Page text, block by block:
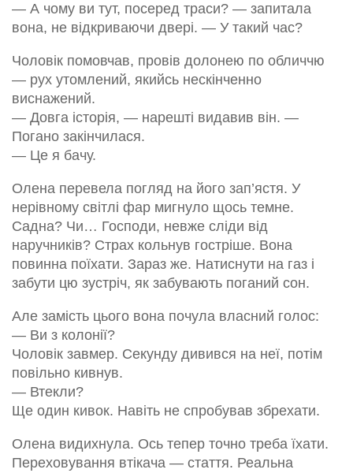
— А чому ви тут, посеред траси? — запитала
вона, не відкриваючи двері. — У такий час?
Чоловік помовчав, провів долонею по обличчю
— рух утомлений, якийсь нескінченно
виснажений.
— Довга історія, — нарешті видавив він. —
Погано закінчилася.
— Це я бачу.
Олена перевела погляд на його зап’ястя. У
нерівному світлі фар мигнуло щось темне.
Садна? Чи… Господи, невже сліди від
наручників? Страх кольнув гостріше. Вона
повинна поїхати. Зараз же. Натиснути на газ і
забути цю зустріч, як забувають поганий сон.
Але замість цього вона почула власний голос:
— Ви з колонії?
Чоловік завмер. Секунду дивився на неї, потім
повільно кивнув.
— Втекли?
Ще один кивок. Навіть не спробував збрехати.
Олена видихнула. Ось тепер точно треба їхати.
Переховування втікача — стаття. Реальна